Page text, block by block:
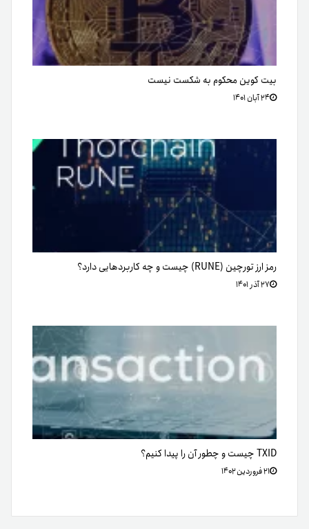
بیت کوین محکوم به شکست نیست
۲۴ آبان ۱۴۰۱
رمز ارز تورچین (RUNE) چیست و چه کاربردهایی دارد؟
۲۷ آذر ۱۴۰۱
TXID چیست و چطور آن را پیدا کنیم؟
۲۱ فروردین ۱۴۰۲